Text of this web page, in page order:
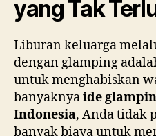
yang Tak
Liburan keluarga
dengan glamping
untuk menghabiskan
banyaknyaide
Indonesia, Anda tidak
banyak biaya untuk